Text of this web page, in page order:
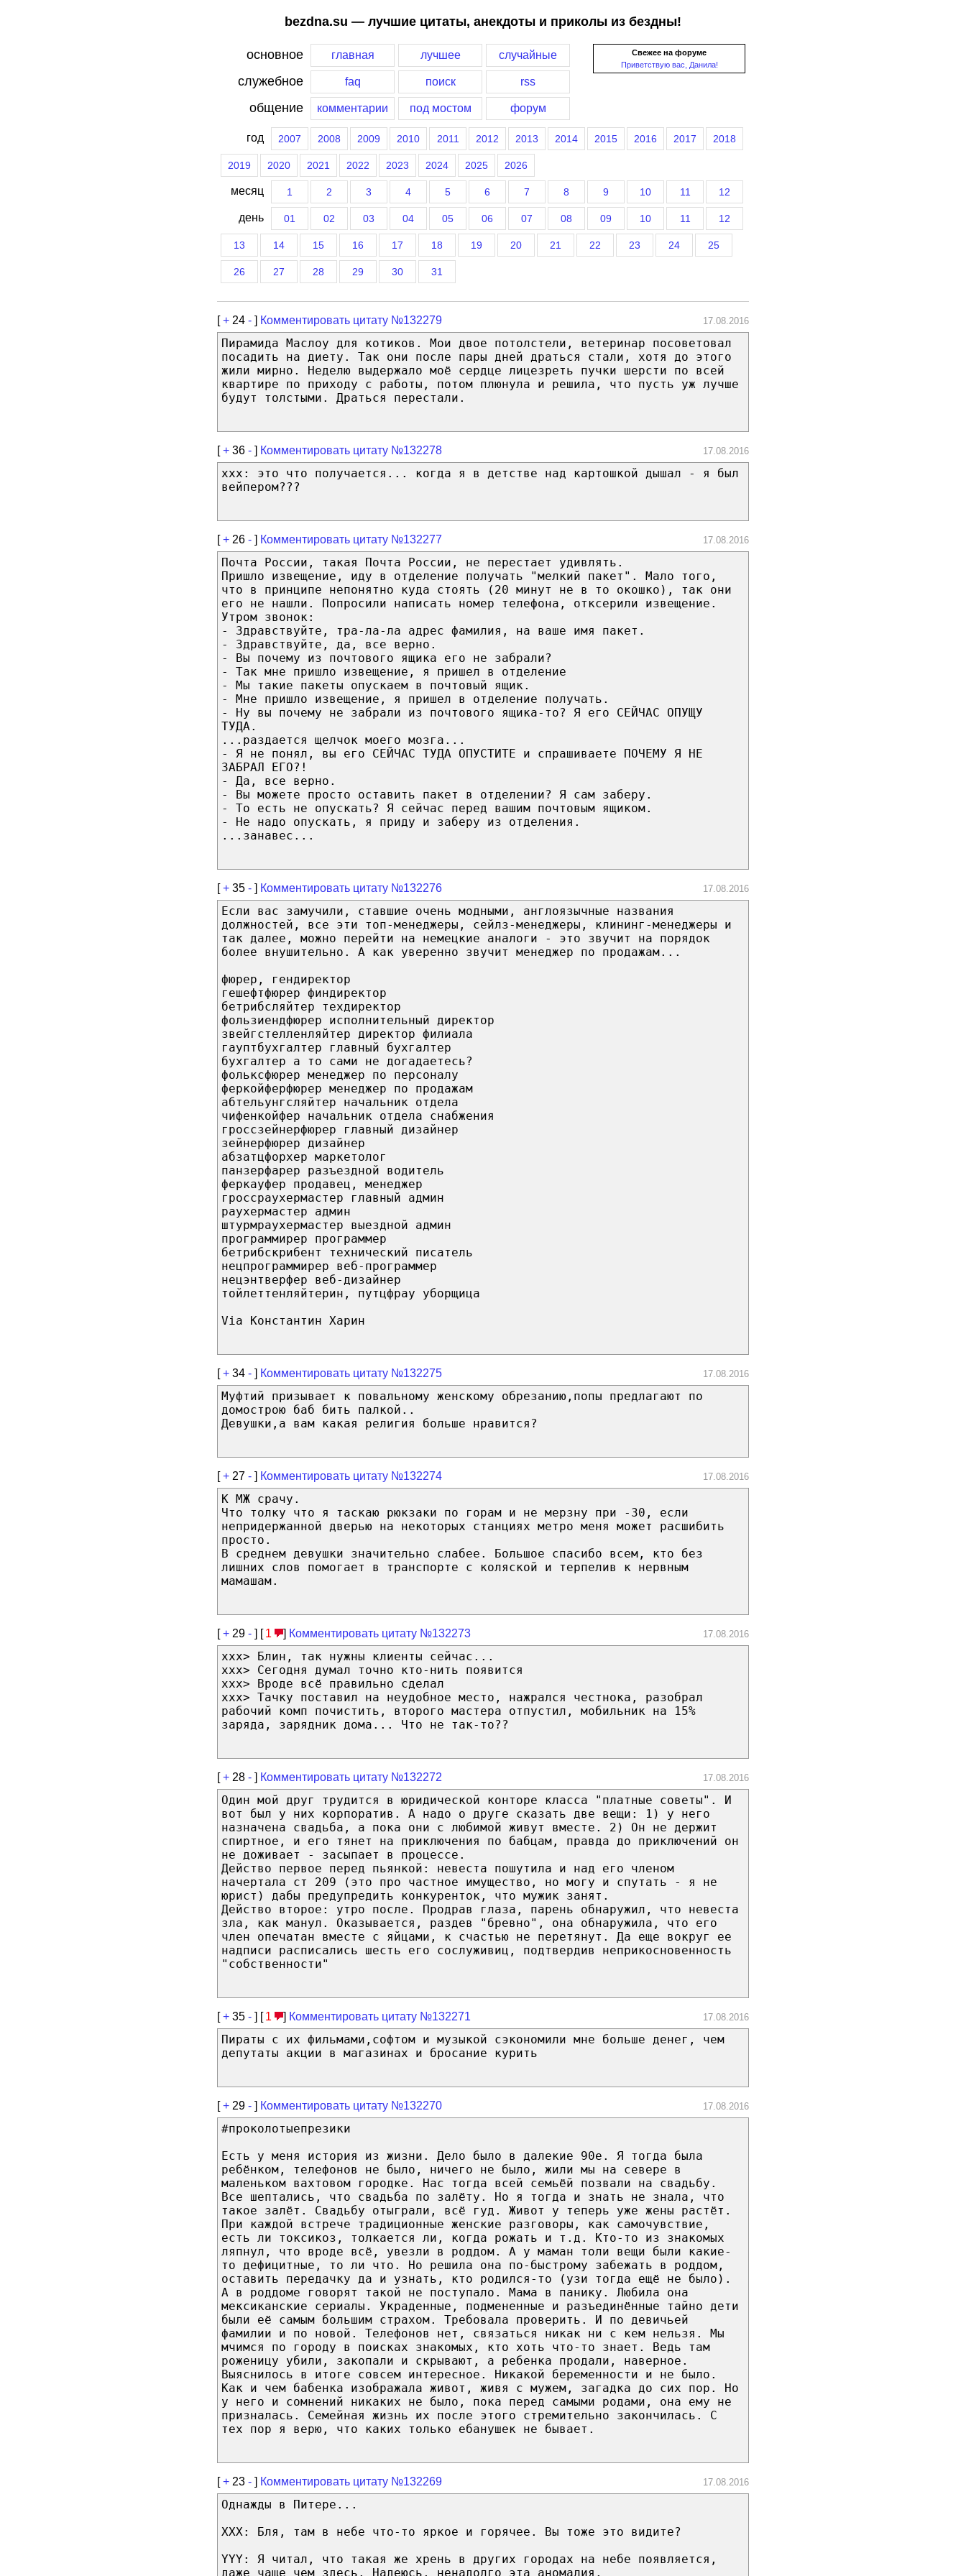
bezdna.su — лучшие цитаты, анекдоты и приколы из бездны!
Свежее на форуме
Приветствую вас, Данила!
основное главная лучшее случайные
служебное faq поиск rss
общение комментарии под мостом форум
год 2007 2008 2009 2010 2011 2012 2013 2014 2015 2016 2017 2018
2019 2020 2021 2022 2023 2024 2025 2026
месяц 1 2 3 4 5 6 7 8 9 10 11 12
день 01 02 03 04 05 06 07 08 09 10 11 12
13 14 15 16 17 18 19 20 21 22 23 24 25
26 27 28 29 30 31
[+ 24 - ] Комментировать цитату №132279 17.08.2016
Пирамида Маслоу для котиков. Мои двое потолстели, ветеринар посоветовал
посадить на диету. Так они после пары дней драться стали, хотя до этого
жили мирно. Неделю выдержало моё сердце лицезреть пучки шерсти по всей
квартире по приходу с работы, потом плюнула и решила, что пусть уж лучше
будут толстыми. Драться перестали.
[+ 36 - ] Комментировать цитату №132278 17.08.2016
ххх: это что получается... когда я в детстве над картошкой дышал - я был
вейпером???
[+ 26 - ] Комментировать цитату №132277 17.08.2016
Почта России, такая Почта России, не перестает удивлять.
Пришло извещение, иду в отделение получать "мелкий пакет". Мало того,
что в принципе непонятно куда стоять (20 минут не в то окошко), так они
его не нашли. Попросили написать номер телефона, отксерили извещение.
Утром звонок:
- Здравствуйте, тра-ла-ла адрес фамилия, на ваше имя пакет.
- Здравствуйте, да, все верно.
- Вы почему из почтового ящика его не забрали?
- Так мне пришло извещение, я пришел в отделение
- Мы такие пакеты опускаем в почтовый ящик.
- Мне пришло извещение, я пришел в отделение получать.
- Ну вы почему не забрали из почтового ящика-то? Я его СЕЙЧАС ОПУЩУ
ТУДА.
...раздается щелчок моего мозга...
- Я не понял, вы его СЕЙЧАС ТУДА ОПУСТИТЕ и спрашиваете ПОЧЕМУ Я НЕ
ЗАБРАЛ ЕГО?!
- Да, все верно.
- Вы можете просто оставить пакет в отделении? Я сам заберу.
- То есть не опускать? Я сейчас перед вашим почтовым ящиком.
- Не надо опускать, я приду и заберу из отделения.
...занавес...
[+ 35 - ] Комментировать цитату №132276 17.08.2016
Если вас замучили, ставшие очень модными, англоязычные названия
должностей, все эти топ-менеджеры, сейлз-менеджеры, клининг-менеджеры и
так далее, можно перейти на немецкие аналоги - это звучит на порядок
более внушительно. А как уверенно звучит менеджер по продажам...
фюрер, гендиректор
гешефтфюрер финдиректор
бетрибсляйтер техдиректор
фользиендфюрер исполнительный директор
звейгстелленляйтер директор филиала
гауптбухгалтер главный бухгалтер
бухгалтер а то сами не догадаетесь?
фольксфюрер менеджер по персоналу
феркойферфюрер менеджер по продажам
абтельунгсляйтер начальник отдела
чифенкойфер начальник отдела снабжения
гроссзейнерфюрер главный дизайнер
зейнерфюрер дизайнер
абзатцфорхер маркетолог
панзерфарер разъездной водитель
феркауфер продавец, менеджер
гроссраухермастер главный админ
раухермастер админ
штурмраухермастер выездной админ
программирер программер
бетрибскрибент технический писатель
нецпрограммирер веб-программер
нецэнтверфер веб-дизайнер
тойлеттенляйтерин, путцфрау уборщица
Via Константин Харин
[+ 34 - ] Комментировать цитату №132275 17.08.2016
Муфтий призывает к повальному женскому обрезанию,попы предлагают по
домострою баб бить палкой..
Девушки,а вам какая религия больше нравится?
[+ 27 - ] Комментировать цитату №132274 17.08.2016
К МЖ срачу.
Что толку что я таскаю рюкзаки по горам и не мерзну при -30, если
непридержанной дверью на некоторых станциях метро меня может расшибить
просто.
В среднем девушки значительно слабее. Большое спасибо всем, кто без
лишних слов помогает в транспорте с коляской и терпелив к нервным
мамашам.
[+ 29 - ] [ 1 ] Комментировать цитату №132273 17.08.2016
xxx> Блин, так нужны клиенты сейчас...
xxx> Сегодня думал точно кто-нить появится
xxx> Вроде всё правильно сделал
xxx> Тачку поставил на неудобное место, нажрался честнока, разобрал
рабочий комп почистить, второго мастера отпустил, мобильник на 15%
заряда, зарядник дома... Что не так-то??
[+ 28 - ] Комментировать цитату №132272 17.08.2016
Один мой друг трудится в юридической конторе класса "платные советы". И
вот был у них корпоратив. А надо о друге сказать две вещи: 1) у него
назначена свадьба, а пока они с любимой живут вместе. 2) Он не держит
спиртное, и его тянет на приключения по бабцам, правда до приключений он
не доживает - засыпает в процессе.
Действо первое перед пьянкой: невеста пошутила и над его членом
начертала ст 209 (это про частное имущество, но могу и спутать - я не
юрист) дабы предупредить конкуренток, что мужик занят.
Действо второе: утро после. Продрав глаза, парень обнаружил, что невеста
зла, как манул. Оказывается, раздев "бревно", она обнаружила, что его
член опечатан вместе с яйцами, к счастью не перетянут. Да еще вокруг ее
надписи расписались шесть его сослуживиц, подтвердив неприкосновенность
"собственности"
[+ 35 - ] [ 1 ] Комментировать цитату №132271 17.08.2016
Пираты с их фильмами,софтом и музыкой сэкономили мне больше денег, чем
депутаты акции в магазинах и бросание курить
[+ 29 - ] Комментировать цитату №132270 17.08.2016
#проколотыепрезики
Есть у меня история из жизни. Дело было в далекие 90е. Я тогда была
ребёнком, телефонов не было, ничего не было, жили мы на севере в
маленьком вахтовом городке. Нас тогда всей семьёй позвали на свадьбу.
Все шептались, что свадьба по залёту. Но я тогда и знать не знала, что
такое залёт. Свадьбу отыграли, всё гуд. Живот у теперь уже жены растёт.
При каждой встрече традиционные женские разговоры, как самочувствие,
есть ли токсикоз, толкается ли, когда рожать и т.д. Кто-то из знакомых
ляпнул, что вроде всё, увезли в роддом. А у маман толи вещи были какие-
то дефицитные, то ли что. Но решила она по-быстрому забежать в роддом,
оставить передачку да и узнать, кто родился-то (узи тогда ещё не было).
А в роддоме говорят такой не поступало. Мама в панику. Любила она
мексиканские сериалы. Украденные, подмененные и разъединённые тайно дети
были её самым большим страхом. Требовала проверить. И по девичьей
фамилии и по новой. Телефонов нет, связаться никак ни с кем нельзя. Мы
мчимся по городу в поисках знакомых, кто хоть что-то знает. Ведь там
роженицу убили, закопали и скрывают, а ребенка продали, наверное.
Выяснилось в итоге совсем интересное. Никакой беременности и не было.
Как и чем бабенка изображала живот, живя с мужем, загадка до сих пор. Но
у него и сомнений никаких не было, пока перед самыми родами, она ему не
призналась. Семейная жизнь их после этого стремительно закончилась. С
тех пор я верю, что каких только ебанушек не бывает.
[+ 23 - ] Комментировать цитату №132269 17.08.2016
Однажды в Питере...
XXX: Бля, там в небе что-то яркое и горячее. Вы тоже это видите?
YYY: Я читал, что такая же хрень в других городах на небе появляется,
даже чаще чем здесь. Надеюсь, ненадолго эта аномалия.